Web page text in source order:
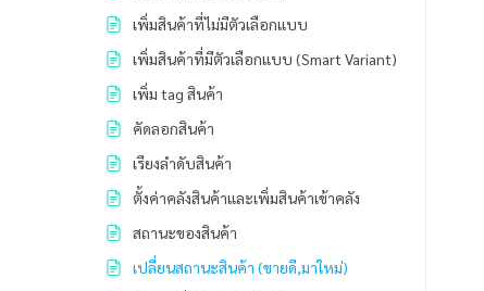
เพิ่มสินค้าที่ไม่มีตัวเลือกแบบ
เพิ่มสินค้าที่มีตัวเลือกแบบ (Smart Variant)
เพิ่ม tag สินค้า
คัดลอกสินค้า
เรียงลำดับสินค้า
ตั้งค่าคลังสินค้าและเพิ่มสินค้าเข้าคลัง
สถานะของสินค้า
เปลี่ยนสถานะสินค้า (ขายดี,มาใหม่)